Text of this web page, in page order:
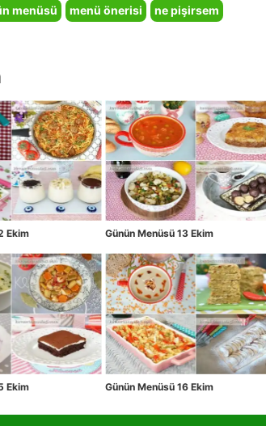
menüsü menü önerisi
ne pişirsem
Ekim Günün Menüsü 13 Ekim
Ekim Günün Menüsü 16 Ekim